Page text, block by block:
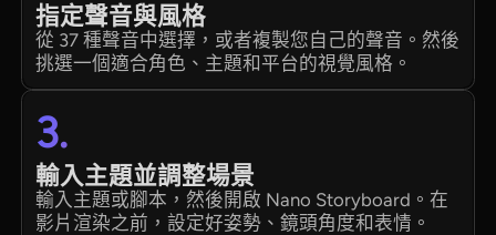
指定聲音與風格
從 37 種聲音中選擇，或者複製您自己的聲音。然後
挑選一個適合角色、主題和平台的視覺風格。
3.
輸入主題並調整場景
輸入主題或腳本，然後開啟 Nano Storyboard。在
影片渲染之前，設定好姿勢、鏡頭角度和表情。